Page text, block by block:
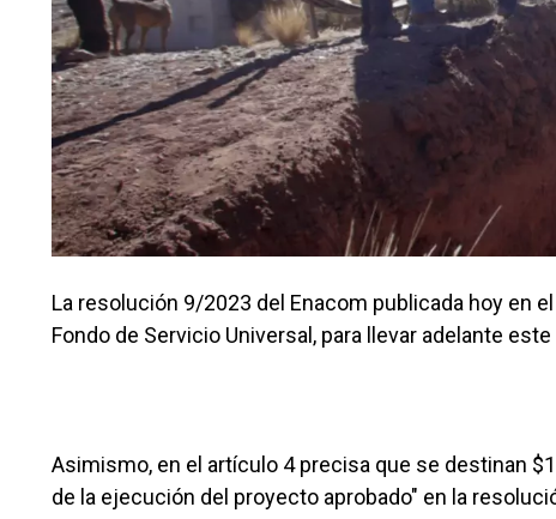
La resolución 9/2023 del Enacom publicada hoy en
Fondo de Servicio Universal, para llevar adelante
Asimismo, en el artículo 4 precisa que se destinan
de la ejecución del proyecto aprobado" en la